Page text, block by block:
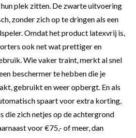
plek zitten. De zwarte uitvoering
zonder zich op te dringen als een
Omdat het product latexvrij is,
ook net wat prettiger en
Wie vaker traint, merkt al snel
beschermer te hebben die je
gebruikt en weer opbergt. En als
spaart voor extra korting,
die zich netjes op de achtergrond
voor €75,- of meer, dan